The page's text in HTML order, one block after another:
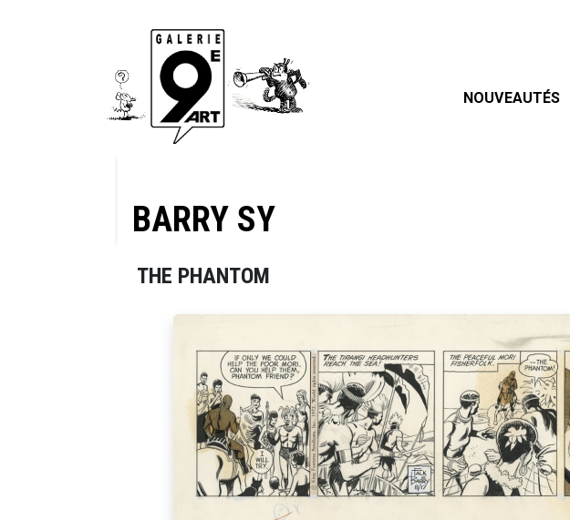
NOUVEAUTÉS
BARRY SY
THE PHANTOM